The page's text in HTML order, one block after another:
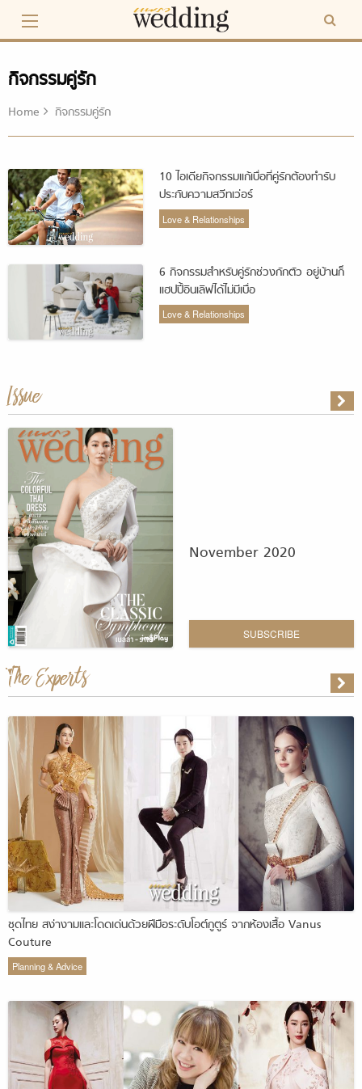
content
กิจกรรมคู่รัก
Home กิจกรรมคู่รัก
10 ไอเดียกิจกรรมแก้เบื่อที่คู่รักต้องทำรับ
ประกับความสวีทเว่อร์
Love & Relationships
6 กิจกรรมสำหรับคู่รักช่วงกักตัว อยู่บ้านก็
แฮปปี้อินเลิฟได้ไม่มีเบื่อ
Love & Relationships
Issue
November 2020
SUBSCRIBE
The Experts
ชุดไทย สง่างามและโดดเด่นด้วยฝีมือระดับโอต์กูตูร์ จากห้องเสื้อ Vanus
Couture
Planning & Advice